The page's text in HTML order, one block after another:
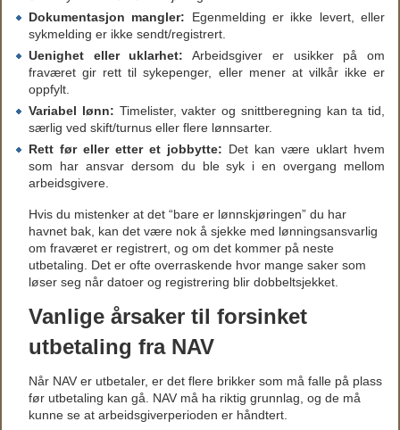
Dokumentasjon mangler: Egenmelding er ikke levert, eller
sykmelding er ikke sendt/registrert.
Uenighet eller uklarhet: Arbeidsgiver er usikker på om
fraværet gir rett til sykepenger, eller mener at vilkår ikke er
oppfylt.
Variabel lønn: Timelister, vakter og snittberegning kan ta tid,
særlig ved skift/turnus eller flere lønnsarter.
Rett før eller etter et jobbytte: Det kan være uklart hvem
som har ansvar dersom du ble syk i en overgang mellom
arbeidsgivere.
Hvis du mistenker at det “bare er lønnskjøringen” du har
havnet bak, kan det være nok å sjekke med lønningsansvarlig
om fraværet er registrert, og om det kommer på neste
utbetaling. Det er ofte overraskende hvor mange saker som
løser seg når datoer og registrering blir dobbeltsjekket.
Vanlige årsaker til forsinket
utbetaling fra NAV
Når NAV er utbetaler, er det flere brikker som må falle på plass
før utbetaling kan gå. NAV må ha riktig grunnlag, og de må
kunne se at arbeidsgiverperioden er håndtert.